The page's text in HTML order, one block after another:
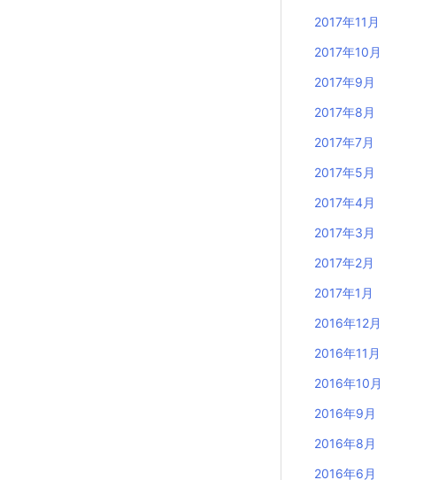
2017年11月
2017年10月
2017年9月
2017年8月
2017年7月
2017年5月
2017年4月
2017年3月
2017年2月
2017年1月
2016年12月
2016年11月
2016年10月
2016年9月
2016年8月
2016年6月